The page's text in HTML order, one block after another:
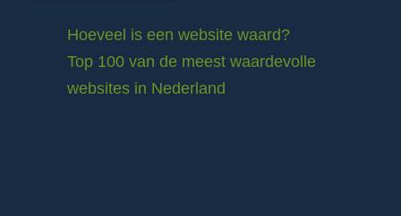
Hoeveel is een website waard?
Top 100 van de meest waardevolle
websites in Nederland